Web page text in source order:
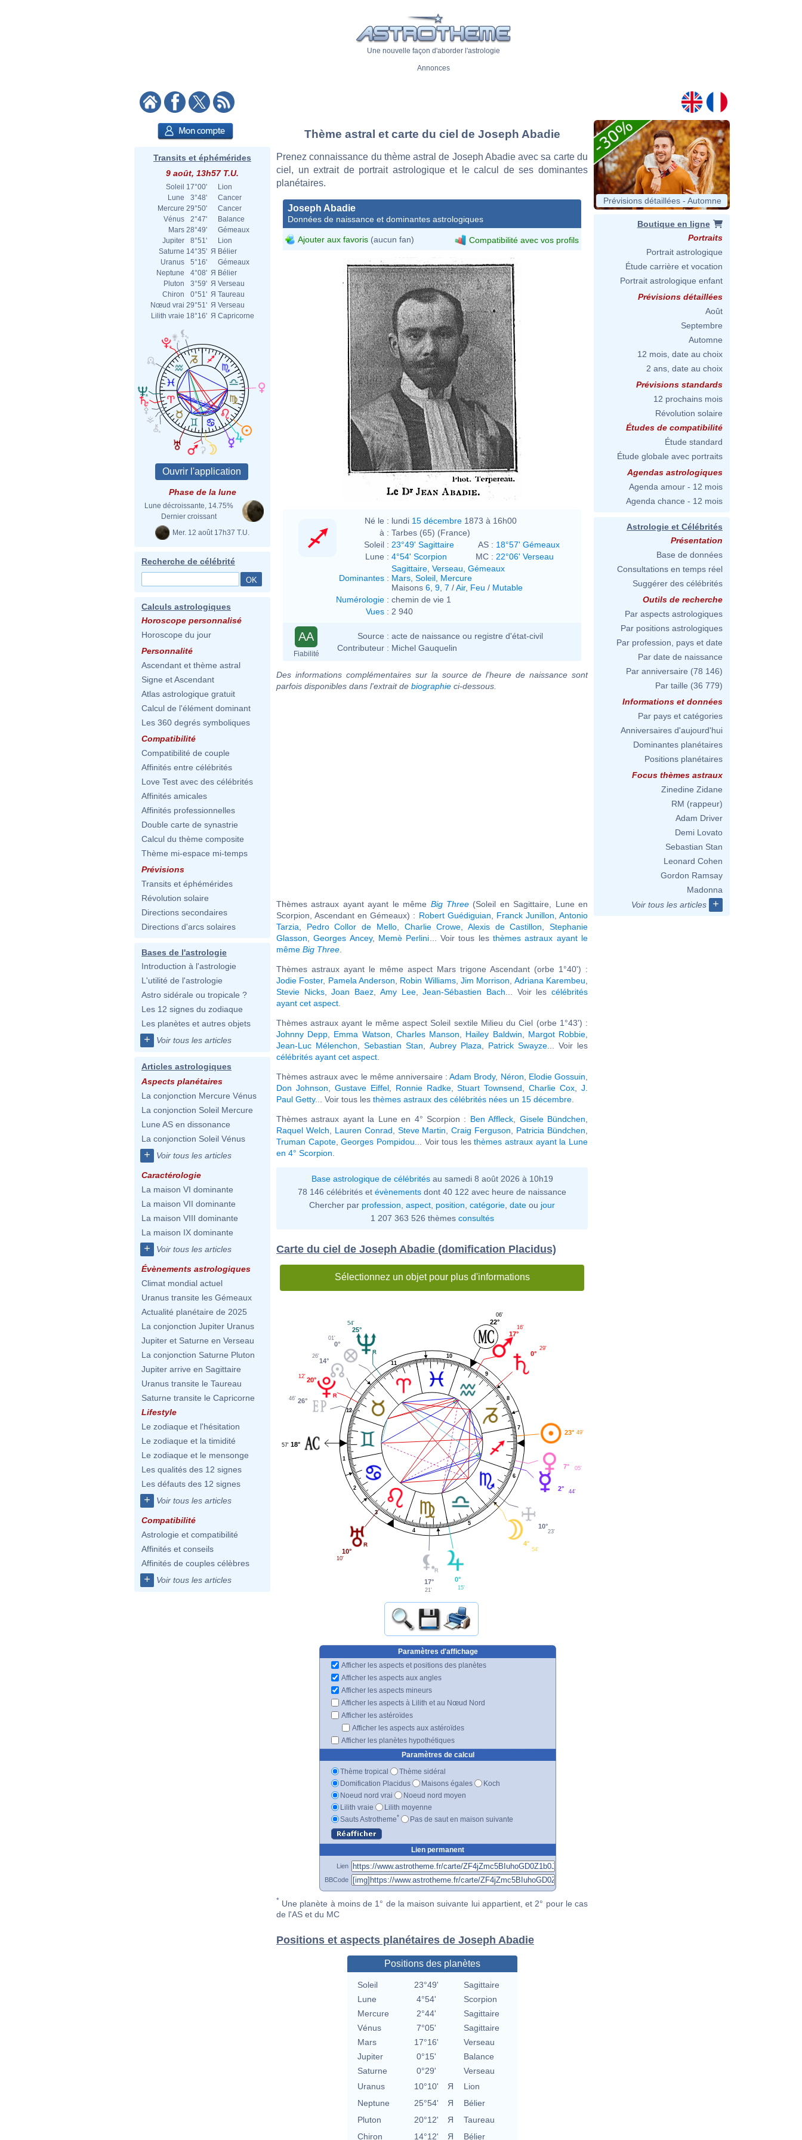
Une nouvelle façon d'aborder l'astrologie
Annonces
Transits et éphémérides
9 août, 13h57 T.U.
Soleil 17°00'
Lion
Lune
3°48'
Cancer
Mercure 29°50'
Cancer
Vénus
2°47'
Balance
Mars 28°49'
Gémeaux
Jupiter
8°51'
Lion
Saturne 14°35' Я Bélier
Uranus
5°16'
Gémeaux
Neptune
4°08' Я Bélier
Pluton
3°59' Я Verseau
Chiron
0°51' Я Taureau
Nœud vrai 29°51' Я Verseau
Lilith vraie 18°16' Я Capricorne
Phase de la lune
Lune décroissante, 14.75%
Dernier croissant
Mer. 12 août 17h37 T.U.
Recherche de célébrité
Calculs astrologiques
Horoscope personnalisé
Horoscope du jour
Personnalité
Ascendant et thème astral
Signe et Ascendant
Atlas astrologique gratuit
Calcul de l'élément dominant
Les 360 degrés symboliques
Compatibilité
Compatibilité de couple
Affinités entre célébrités
Love Test avec des célébrités
Affinités amicales
Affinités professionnelles
Double carte de synastrie
Calcul du thème composite
Thème mi-espace mi-temps
Prévisions
Transits et éphémérides
Révolution solaire
Directions secondaires
Directions d'arcs solaires
Bases de l'astrologie
Introduction à l'astrologie
L'utilité de l'astrologie
Astro sidérale ou tropicale ?
Les 12 signes du zodiaque
Les planètes et autres objets
+ Voir tous les articles
Articles astrologiques
Aspects planétaires
La conjonction Mercure Vénus
La conjonction Soleil Mercure
Lune AS en dissonance
La conjonction Soleil Vénus
+ Voir tous les articles
Caractérologie
La maison VI dominante
La maison VII dominante
La maison VIII dominante
La maison IX dominante
+ Voir tous les articles
Évènements astrologiques
Climat mondial actuel
Uranus transite les Gémeaux
Actualité planétaire de 2025
La conjonction Jupiter Uranus
Jupiter et Saturne en Verseau
La conjonction Saturne Pluton
Jupiter arrive en Sagittaire
Uranus transite le Taureau
Saturne transite le Capricorne
Lifestyle
Le zodiaque et l'hésitation
Le zodiaque et la timidité
Le zodiaque et le mensonge
Les qualités des 12 signes
Les défauts des 12 signes
+ Voir tous les articles
Compatibilité
Astrologie et compatibilité
Affinités et conseils
Affinités de couples célèbres
+ Voir tous les articles
Thème astral et carte du ciel de Joseph Abadie
Prenez connaissance du thème astral de Joseph Abadie avec sa carte du
ciel, un extrait de portrait astrologique et le calcul de ses dominantes
planétaires.
Joseph Abadie
Données de naissance et dominantes astrologiques
Ajouter aux favoris (aucun fan) Compatibilité avec vos profils
Né le : lundi 15 décembre 1873 à 16h00
à : Tarbes (65) (France)
Soleil : 23°49' Sagittaire AS : 18°57' Gémeaux
Lune : 4°54' Scorpion MC : 22°06' Verseau
Dominantes :
Sagittaire Verseau Gémeaux
Mars Soleil Mercure
Maisons 6 9 7 /Air, Feu / Mutable
Numérologie : chemin de vie 1
Vues : 2 940
AA
Fiabilité
Source : acte de naissance ou registre d'état-civil
Contributeur : Michel Gauquelin
Des informations complémentaires sur la source de l'heure de naissance sont
parfois disponibles dans l'extrait de biographie ci-dessous.
Thèmes astraux ayant ayant le même Big Three(Soleil en Sagittaire, Lune en
Scorpion, Ascendant en Gémeaux) : Robert Guédiguian Franck Junillon ,Antonio
Tarzia
Pedro Collor de Mello, Charlie Crowe Alexis de Castillon ,Stephanie
Glasson ,Georges Ancey, Memè Perlini ... Voir tous les thèmes astraux ayant le
même Big Three
Thèmes astraux ayant le même aspect Mars trigone Ascendant (orbe 1°40') :
Jodie Foster, Pamela Anderson Robin Williams,Jim Morrison Adriana Karembeu
Stevie Nicks,Joan Baez Amy Lee,Jean-Sébastien Bach ... Voir lescélébrités
ayant cet aspect
Thèmes astraux ayant le même aspect Soleil sextile Milieu du Ciel (orbe 1°43') :
Johnny Depp
Emma Watson Charles Manson Hailey Baldwin Margot Robbie
Jean-Luc Mélenchon ,Sebastian Stan Aubrey Plaza Patrick Swayze... Voir les
célébrités ayant cet aspect
Thèmes astraux avec le même anniversaire :Adam Brody, Néron Elodie Gossuin
Don Johnson
Gustave Eiffel, Ronnie Radke,Stuart Townsend ,Charlie Cox ,J.
Paul Getty... Voir tous les thèmes astraux des célébrités nées un 15 décembre
Thèmes astraux ayant la Lune en 4° Scorpion : Ben Affleck Gisele Bündchen
Raquel Welch
Lauren Conrad Steve Martin ,Craig Ferguson Patricia Bündchen
Truman Capote,Georges Pompidou ... Voir tous lesthèmes astraux ayant la Lune
en 4° Scorpion
Base astrologique de célébritésau samedi 8 août 2026 à 10h19
78 146 célébrités et évènements dont 40 122 avec heure de naissance
Chercher par profession aspect position catégorie date ou jour
1 207 363 526 thèmes consultés
Carte du ciel de Joseph Abadie (domification Placidus)
Sélectionnez un objet pour plus d'informations
1
2
3
4
5
6
7
8
9
10
11
12
23° 49'
0°
29'
17°
16'
22°
06'
25°
54'
0°
01'
14°
26'
20°
12'
26°
46'
18°
57'
10°
10'
17°
21'
0°
15'
4°
54'
10°
23'
2° 44'
7° 05'
Paramètres d'affichage
Afficher les aspects et positions des planètes
Afficher les aspects aux angles
Afficher les aspects mineurs
Afficher les aspects à Lilith et au Nœud Nord
Afficher les astéroïdes
Afficher les aspects aux astéroïdes
Afficher les planètes hypothétiques
Paramètres de calcul
Thème tropical
Thème sidéral
Domification Placidus
Maisons égales
Koch
Noeud nord vrai
Noeud nord moyen
Lilith vraie
Lilith moyenne
Sauts Astrotheme* Pas de saut en maison suivante
Lien permanent
Lien
BBCode
* Une planète à moins de 1° de la maison suivante lui appartient, et 2° pour le cas
de l'AS et du MC
Positions et aspects planétaires de Joseph Abadie
Positions des planètes
Soleil 23°49'
Sagittaire
Lune
4°54'
Scorpion
Mercure
2°44'
Sagittaire
Vénus
7°05'
Sagittaire
Mars
17°16'
Verseau
Jupiter
0°15'
Balance
Saturne
0°29'
Verseau
Uranus
10°10' Я
Lion
Neptune
25°54' Я
Bélier
Pluton
20°12' Я
Taureau
Chiron
14°12' Я Bélier
Prévisions détaillées - Automne
Boutique en ligne
Portraits
Portrait astrologique
Étude carrière et vocation
Portrait astrologique enfant
Prévisions détaillées
Août
Septembre
Automne
12 mois, date au choix
2 ans, date au choix
Prévisions standards
12 prochains mois
Révolution solaire
Études de compatibilité
Étude standard
Étude globale avec portraits
Agendas astrologiques
Agenda amour - 12 mois
Agenda chance - 12 mois
Astrologie et Célébrités
Présentation
Base de données
Consultations en temps réel
Suggérer des célébrités
Outils de recherche
Par aspects astrologiques
Par positions astrologiques
Par profession, pays et date
Par date de naissance
Par anniversaire (78 146)
Par taille (36 779)
Informations et données
Par pays et catégories
Anniversaires d'aujourd'hui
Dominantes planétaires
Positions planétaires
Focus thèmes astraux
Zinedine Zidane
RM (rappeur)
Adam Driver
Demi Lovato
Sebastian Stan
Leonard Cohen
Gordon Ramsay
Madonna
Voir tous les articles
+